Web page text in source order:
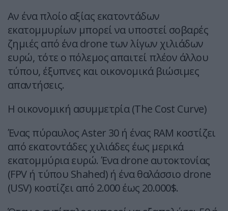
Αν ένα πλοίο αξίας εκατοντάδων
εκατομμυρίων μπορεί να υποστεί σοβαρές
ζημιές από ένα drone των λίγων χιλιάδων
ευρώ, τότε ο πόλεμος απαιτεί πλέον άλλου
τύπου, έξυπνες και οικονομικά βιώσιμες
απαντήσεις.
Η οικονομική ασυμμετρία (The Cost Curve)
Ένας πύραυλος Aster 30 ή ένας RAM κοστίζει
από εκατοντάδες χιλιάδες έως μερικά
εκατομμύρια ευρώ. Ένα drone αυτοκτονίας
(FPV ή τύπου Shahed) ή ένα θαλάσσιο drone
(USV) κοστίζει από 2.000 έως 20.000$.